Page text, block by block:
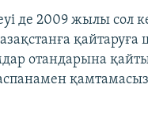
де 2009 жылы сол
отандарына
қамтамасыз